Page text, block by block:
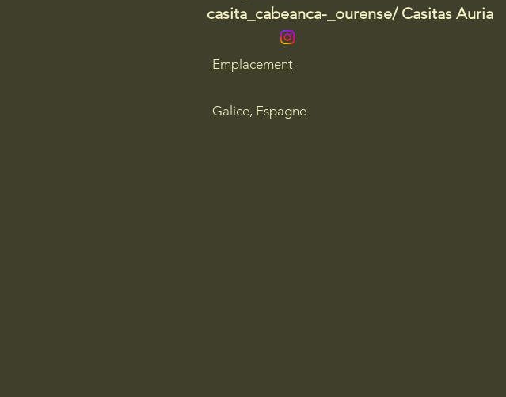
casita_cabeanca-_ourense/ Casitas Auria
Emplacement
Galice, Espagne